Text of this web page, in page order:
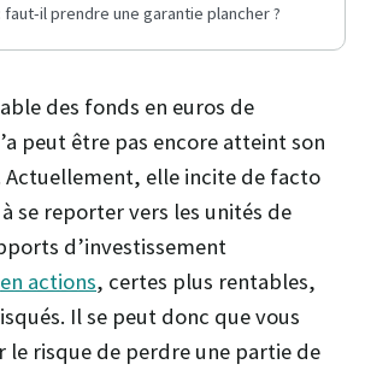
faut-il prendre une garantie plancher ?
des fonds en euros de
peut être pas encore atteint son
elle incite de facto
se reporter vers les unités de
d’investissement
en actions, certes plus rentables,
Il se peut donc que vous
le risque de perdre une partie de